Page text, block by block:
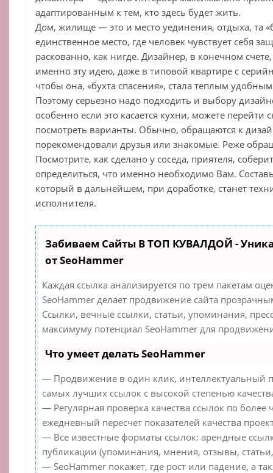
адаптированным к тем, кто здесь будет жить.
Дом, жилище — это и место уединения, отдыха, та
единственное место, где человек чувствует себя
раскованно, как нигде. Дизайнер, в конечном
именно эту идею, даже в типовой квартире с
чтобы она, «бухта спасения», стала теплым
Поэтому серьезно надо подходить и выбору
особенно если это касается кухни, можете
посмотреть варианты. Обычно, обращаются к
порекомендовали друзья или знакомые. Реже
Посмотрите, как сделано у соседа, приятеля,
определиться, что именно необходимо Вам.
который в дальнейшем, при доработке, станет
исполнителя.
Забиваем Сайты В ТОП КУВАЛДОЙ -
от SeoHammer
Каждая ссылка анализируется по трем пакетам
SeoHammer делает продвижение сайта
Ссылки, вечные ссылки, статьи, упоминания,
максимуму потенциал SeoHammer для
Что умеет делать SeoHammer
— Продвижение в один клик, интеллектуальный
самых лучших ссылок с высокой степенью
— Регулярная проверка качества ссылок по более
ежедневный пересчет показателей качества
— Все известные форматы ссылок: арендные
публикации (упоминания, мнения, отзывы,
— SeoHammer покажет, где рост или падение, а